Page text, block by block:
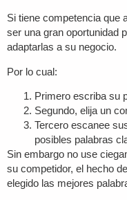
Si tiene competencia que
ser una gran oportunidad
adaptarlas a su negocio.
Por lo cual:
Primero escriba su
Segundo, elija un
Tercero escanee
posibles palabras
Sin embargo no use
su competidor, el hecho
elegido las mejores